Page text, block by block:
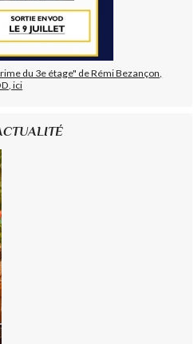
du 3e étage" de Rémi Bezançon,
ici